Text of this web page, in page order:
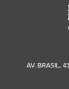
AV. BRASIL,